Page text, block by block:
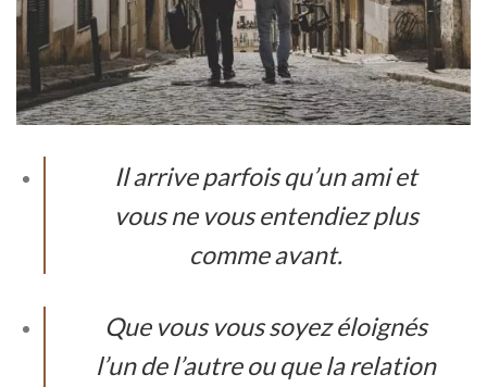
Il arrive parfois qu’un ami et
vous ne vous entendiez plus
comme avant.
Que vous vous soyez éloignés
l’un de l’autre ou que la relation